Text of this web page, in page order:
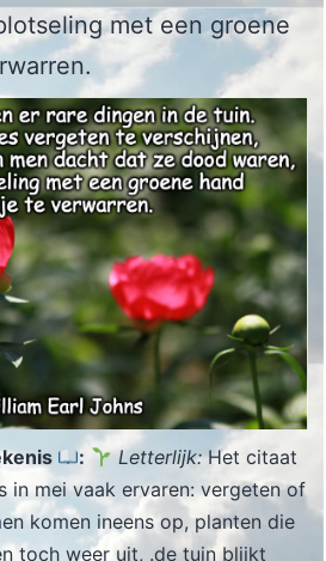
met een groene
: Letterlijk:Het citaat
in mei vaak ervaren: vergeten of
komen ineens op, planten die
toch weer uit, .de tuin blijkt